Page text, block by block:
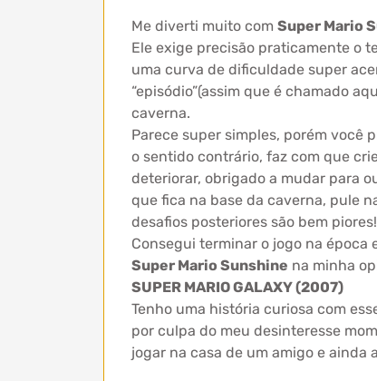
Me diverti muito com Super Mario
Ele exige precisão praticamente o
uma curva de dificuldade super
“episódio”(assim que é chamado
caverna.
Parece super simples, porém você
o sentido contrário, faz com que
deteriorar, obrigado a mudar para
que fica na base da caverna, pule
desafios posteriores são bem piores!
Consegui terminar o jogo na época
Super Mario Sunshine na minha
SUPER MARIO GALAXY (2007)
Tenho uma história curiosa com
por culpa do meu desinteresse
jogar na casa de um amigo e